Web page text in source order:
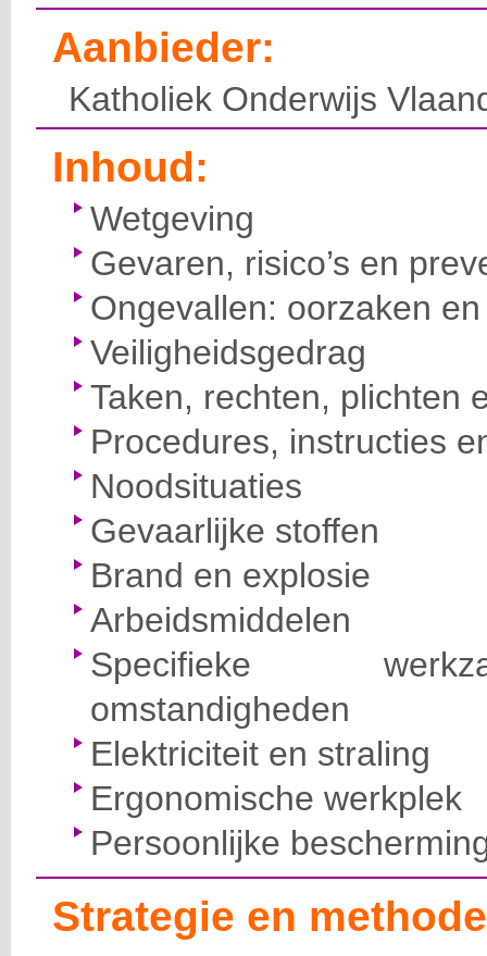
Aanbieder:
Katholiek Onderwijs
Inhoud:
Wetgeving
Gevaren, risico’s en
Ongevallen: oorzaken
Veiligheidsgedrag
Taken, rechten, plichten
Procedures, instructies
Noodsituaties
Gevaarlijke stoffen
Brand en explosie
Arbeidsmiddelen
Specifieke
omstandigheden
Elektriciteit en straling
Ergonomische werkplek
Persoonlijke
Strategie en